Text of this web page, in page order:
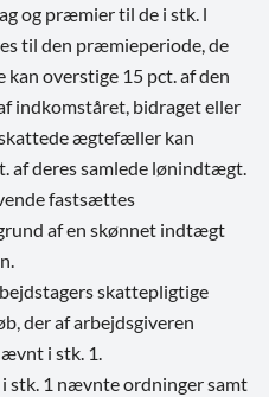
og præmier til de i stk. l
til den præmieperiode, de
overstige 15 pct. af den
indkomståret, bidraget eller
ægtefæller kan
af deres samlede lønindtægt.
fastsættes
af en skønnet indtægt
skattepligtige
der af arbejdsgiveren
i stk. 1.
stk. 1 nævnte ordninger samt